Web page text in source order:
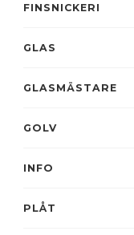
FINSNICKERI
GLAS
GLASMÄSTARE
GOLV
INFO
PLÅT